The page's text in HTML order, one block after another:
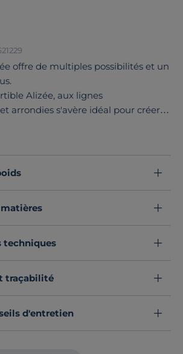
offre de multiples possibilités et un
Alizée, aux lignes
arrondies s'avère idéal pour créer
excellent confort d’assise.
est déclinée en canapé grand 2
grand 3 places, fixe ou convertible,
sélection :Canapés droits
techniques
traçabilité
d'entretien